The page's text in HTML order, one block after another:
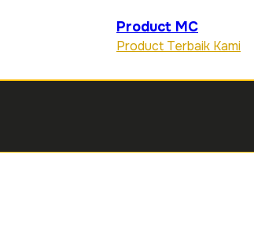
Product MC
Product Terbaik Kami